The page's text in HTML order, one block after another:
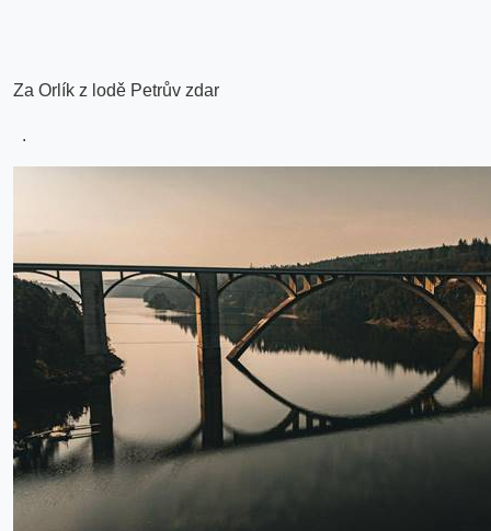
Za Orlík z lodě Petrův zdar
.